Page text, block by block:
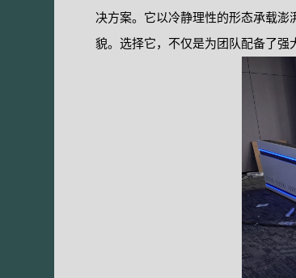
决方案。它以冷静理性的形态承载
貌。选择它，不仅是为团队配备了强